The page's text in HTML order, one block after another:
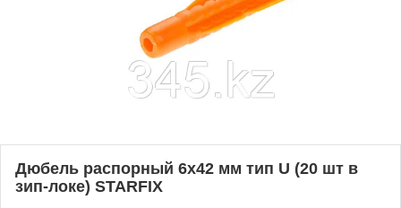
Дюбель распорный 6х42 мм тип U (20 шт в
зип-локе) STARFIX